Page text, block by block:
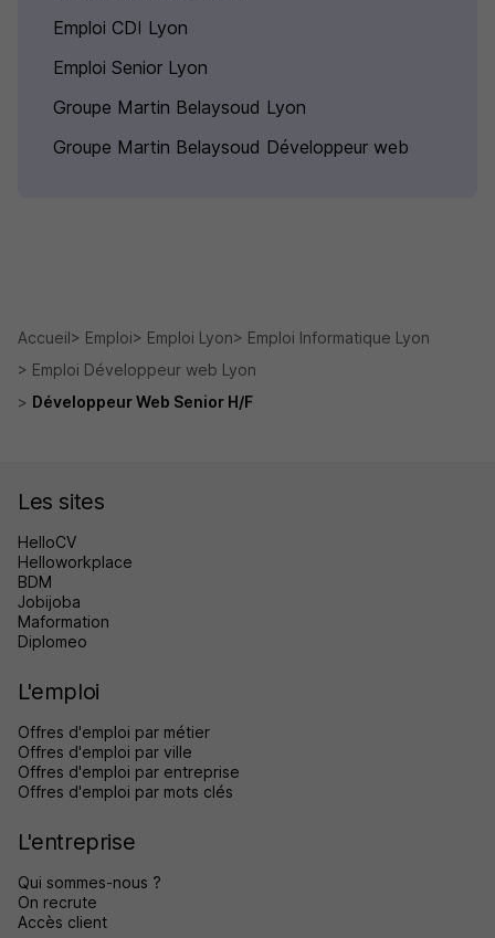
Emploi CDI Lyon
Emploi Senior Lyon
Groupe Martin Belaysoud Lyon
Groupe Martin Belaysoud Développeur web
Accueil Emploi Emploi Lyon
Emploi Informatique Lyon
Emploi Développeur web Lyon
Développeur Web Senior H/F
Les sites
HelloCV
Helloworkplace
BDM
Jobijoba
Maformation
Diplomeo
L'emploi
Offres d'emploi par métier
Offres d'emploi par ville
Offres d'emploi par entreprise
Offres d'emploi par mots clés
L'entreprise
Qui sommes-nous ?
On recrute
Accès client